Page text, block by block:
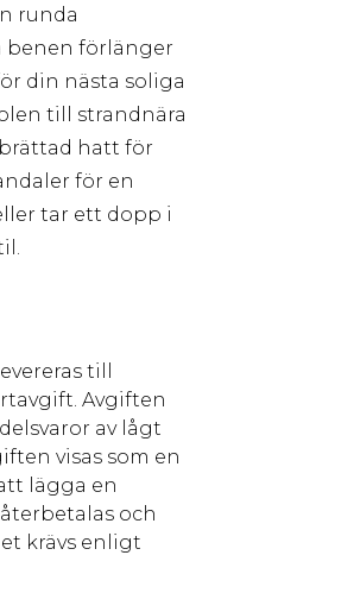
runda
benen förlänger
din nästa soliga
till strandnära
hatt för
för en
tar ett dopp i
till
Avgiften
av lågt
visas som en
lägga en
och
krävs enligt